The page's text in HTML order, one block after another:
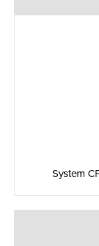
System